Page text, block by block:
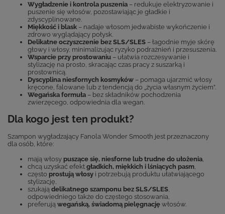
Wygładzenie i kontrola puszenia – redukuje elektryzowanie i
puszenie się włosów, pozostawiając je gładkie i
zdyscyplinowane.
Miękkość i blask – nadaje włosom jedwabiste wykończenie i
zdrowo wyglądający połysk.
Delikatne oczyszczenie bez SLS/SLES – łagodnie myje skórę
głowy i włosy, minimalizując ryzyko podrażnień i przesuszenia.
Wsparcie przy prostowaniu – ułatwia rozczesywanie i
stylizację na prosto, skracając czas pracy z suszarką i
prostownicą.
Dyscyplina niesfornych kosmyków – pomaga ujarzmić włosy
kręcone, falowane lub z tendencją do „życia własnym życiem”.
Wegańska formuła – bez składników pochodzenia
zwierzęcego, odpowiednia dla wegan.
Dla kogo jest ten produkt?
Szampon wygładzający Fanola Wonder Smooth jest przeznaczony
dla osób, które:
mają włosy puszące się, niesforne lub trudne do ułożenia,
chcą uzyskać efekt gładkich, miękkich i lśniących pasm,
często prostują włosy i potrzebują produktu ułatwiającego
stylizację,
szukają delikatnego szamponu bez SLS/SLES,
odpowiedniego także do częstego stosowania,
preferują wegańską, świadomą pielęgnację włosów.